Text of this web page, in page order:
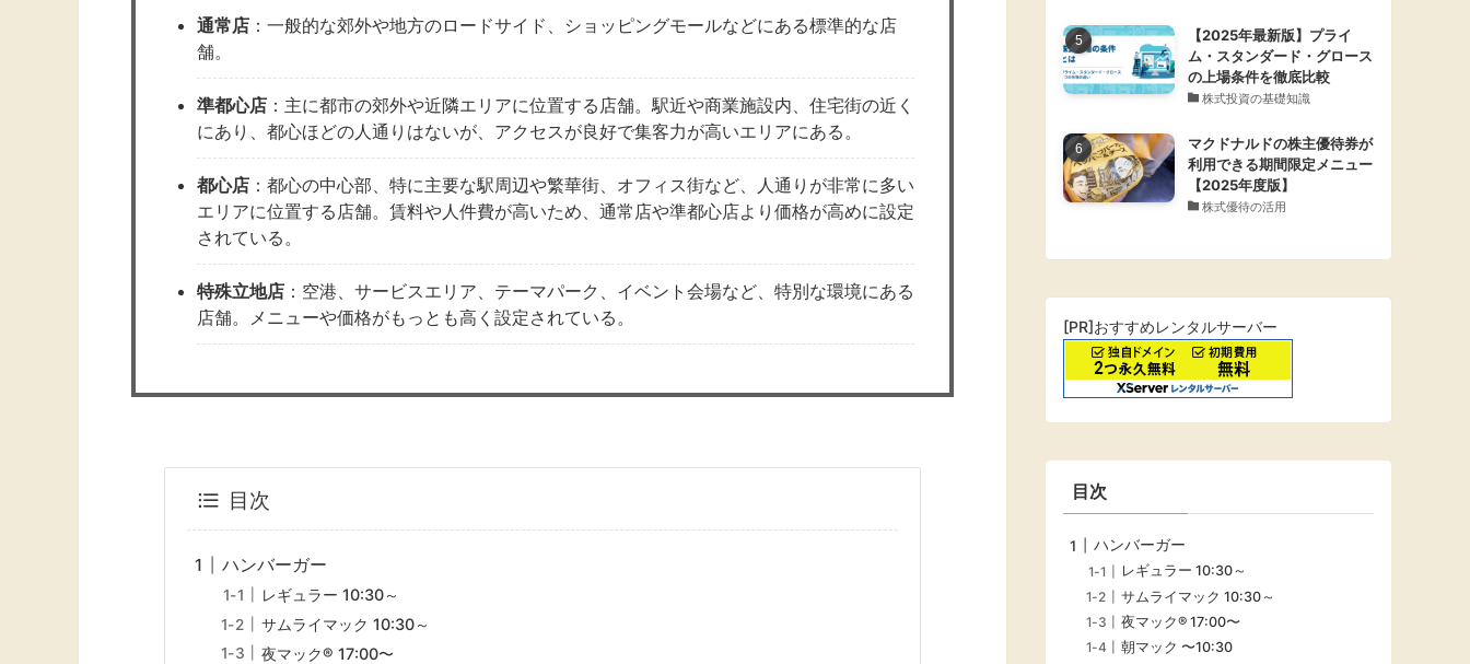
通常店 ：一般的な郊外や地方のロードサイド、ショッピングモールなどにある標準的な店
舗。
準都心店 ：主に都市の郊外や近隣エリアに位置する店舗。駅近や商業施設内、住宅街の近く
にあり、都心ほどの人通りはないが、アクセスが良好で集客力が高いエリアにある。
都心店 ：都心の中心部、特に主要な駅周辺や繁華街、オフィス街など、人通りが非常に多い
エリアに位置する店舗。賃料や人件費が高いため、通常店や準都心店より価格が高めに設定
されている。
特殊立地店 ：空港、サービスエリア、テーマパーク、イベント会場など、特別な環境にある
店舗。メニューや価格がもっとも高く設定されている。
目次
ハンバーガー
レギュラー 10:30～
サムライマック 10:30～
夜マック® 17:00〜
【2025年最新版】プライ
ム・スタンダード・グロース
の上場条件を徹底比較
株式投資の基礎知識
マクドナルドの株主優待券が
利用できる期間限定メニュー
【2025年度版】
株式優待の活用
[PR]おすすめレンタルサーバー
目次
ハンバーガー
レギュラー 10:30～
サムライマック 10:30～
夜マック® 17:00〜
朝マック 〜10:30